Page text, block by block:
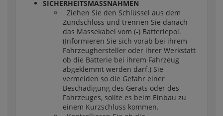
SICHERHEITSMASSNAHMEN
Ziehen Sie den Schlüssel aus dem
Zündschloss und trennen Sie danach
das Massekabel vom (-) Batteriepol.
(Informieren Sie sich vorab bei ihrem
Fahrzeughersteller oder ihrer Werkstatt
ob die Batterie bei ihrem Fahrzeug
abgeklemmt werden darf.) Sie
vermeiden so die Gefahr einer
Beschädigung des Geräts oder des
Fahrzeuges, sollte es beim Einbau zu
einem Kurzschluss kommen.